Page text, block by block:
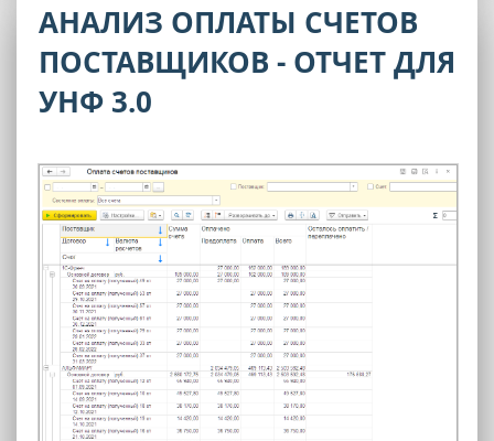
АНАЛИЗ ОПЛАТЫ СЧЕТОВ
ПОСТАВЩИКОВ - ОТЧЕТ ДЛЯ
УНФ 3.0